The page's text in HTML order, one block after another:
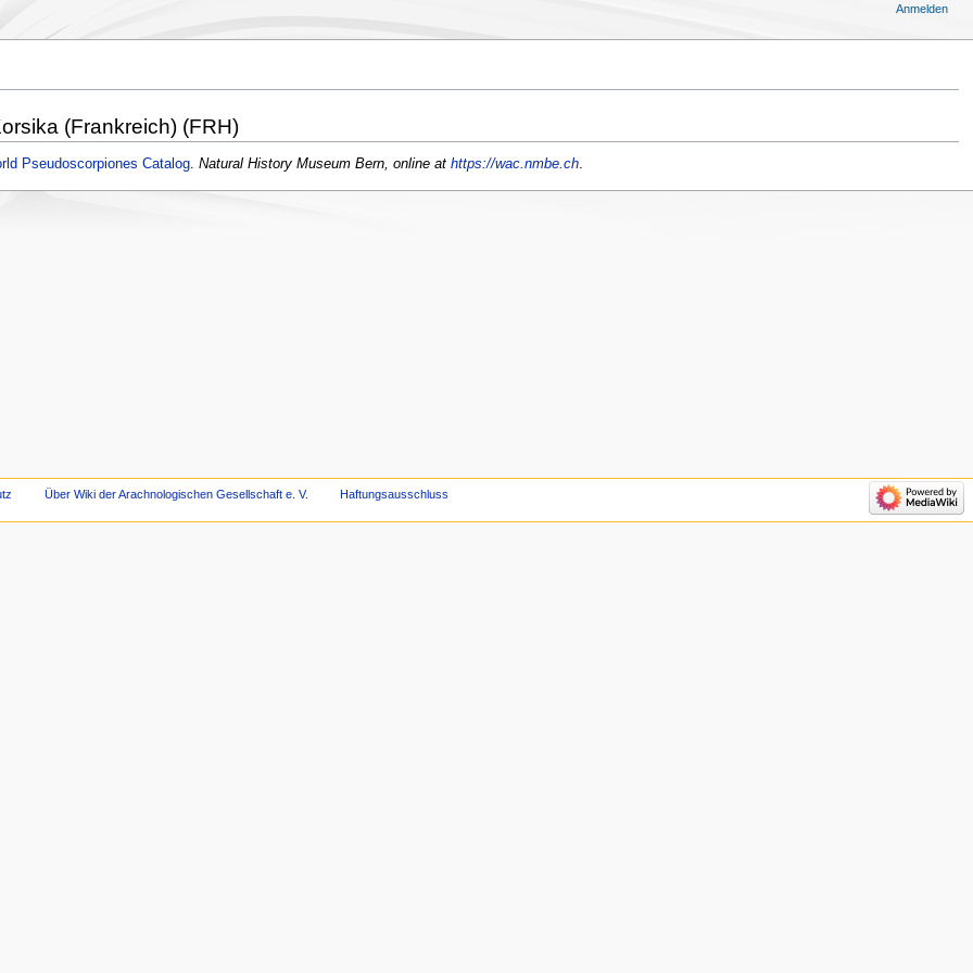
(Frankreich) (FRH)
Pseudoscorpiones Catalog. Natural History Museum Bern, online at https://wac.nmbe.ch.
Anmelden
Über Wiki der Arachnologischen Gesellschaft e. V. Haftungsausschluss